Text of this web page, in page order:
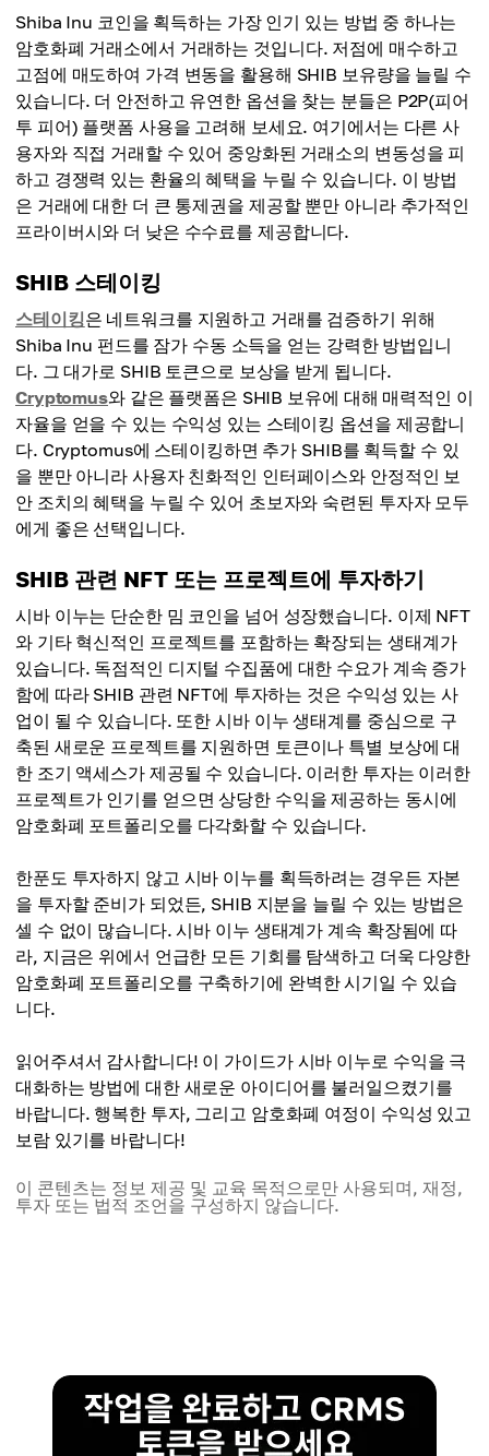
Shiba Inu 코인을 획득하는 가장 인기 있는 방법 중 하나는
암호화폐 거래소에서 거래하는 것입니다. 저점에 매수하고
고점에 매도하여 가격 변동을 활용해 SHIB 보유량을 늘릴 수
있습니다. 더 안전하고 유연한 옵션을 찾는 분들은 P2P(피어
투 피어) 플랫폼 사용을 고려해 보세요. 여기에서는 다른 사
용자와 직접 거래할 수 있어 중앙화된 거래소의 변동성을 피
하고 경쟁력 있는 환율의 혜택을 누릴 수 있습니다. 이 방법
은 거래에 대한 더 큰 통제권을 제공할 뿐만 아니라 추가적인
프라이버시와 더 낮은 수수료를 제공합니다.
SHIB 스테이킹
스테이킹은 네트워크를 지원하고 거래를 검증하기 위해
Shiba Inu 펀드를 잠가 수동 소득을 얻는 강력한 방법입니
다. 그 대가로 SHIB 토큰으로 보상을 받게 됩니다.
Cryptomus와 같은 플랫폼은 SHIB 보유에 대해 매력적인 이
자율을 얻을 수 있는 수익성 있는 스테이킹 옵션을 제공합니
다. Cryptomus에 스테이킹하면 추가 SHIB를 획득할 수 있
을 뿐만 아니라 사용자 친화적인 인터페이스와 안정적인 보
안 조치의 혜택을 누릴 수 있어 초보자와 숙련된 투자자 모두
에게 좋은 선택입니다.
SHIB 관련 NFT 또는 프로젝트에 투자하기
시바 이누는 단순한 밈 코인을 넘어 성장했습니다. 이제 NFT
와 기타 혁신적인 프로젝트를 포함하는 확장되는 생태계가
있습니다. 독점적인 디지털 수집품에 대한 수요가 계속 증가
함에 따라 SHIB 관련 NFT에 투자하는 것은 수익성 있는 사
업이 될 수 있습니다. 또한 시바 이누 생태계를 중심으로 구
축된 새로운 프로젝트를 지원하면 토큰이나 특별 보상에 대
한 조기 액세스가 제공될 수 있습니다. 이러한 투자는 이러한
프로젝트가 인기를 얻으면 상당한 수익을 제공하는 동시에
암호화폐 포트폴리오를 다각화할 수 있습니다.
한푼도 투자하지 않고 시바 이누를 획득하려는 경우든 자본
을 투자할 준비가 되었든, SHIB 지분을 늘릴 수 있는 방법은
셀 수 없이 많습니다. 시바 이누 생태계가 계속 확장됨에 따
라, 지금은 위에서 언급한 모든 기회를 탐색하고 더욱 다양한
암호화폐 포트폴리오를 구축하기에 완벽한 시기일 수 있습
니다.
읽어주셔서 감사합니다! 이 가이드가 시바 이누로 수익을 극
대화하는 방법에 대한 새로운 아이디어를 불러일으켰기를
바랍니다. 행복한 투자, 그리고 암호화폐 여정이 수익성 있고
보람 있기를 바랍니다!
이 콘텐츠는 정보 제공 및 교육 목적으로만 사용되며, 재정,
투자 또는 법적 조언을 구성하지 않습니다.